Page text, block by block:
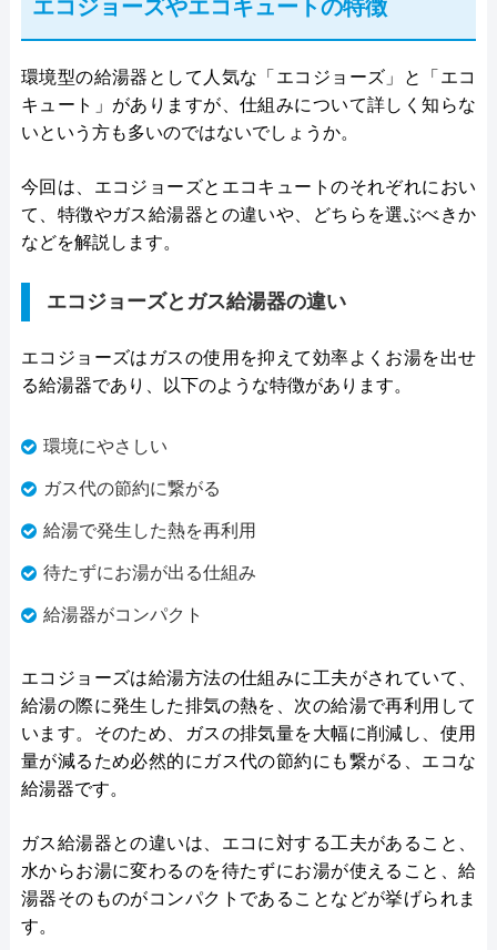
エコジョーズやエコキュートの特徴
環境型の給湯器として人気な「エコジョーズ」と「エコ
キュート」がありますが、仕組みについて詳しく知らな
いという方も多いのではないでしょうか。
今回は、エコジョーズとエコキュートのそれぞれにおい
て、特徴やガス給湯器との違いや、どちらを選ぶべきか
などを解説します。
エコジョーズとガス給湯器の違い
エコジョーズはガスの使用を抑えて効率よくお湯を出せ
る給湯器であり、以下のような特徴があります。
環境にやさしい
ガス代の節約に繋がる
給湯で発生した熱を再利用
待たずにお湯が出る仕組み
給湯器がコンパクト
エコジョーズは給湯方法の仕組みに工夫がされていて、
給湯の際に発生した排気の熱を、次の給湯で再利用して
います。そのため、ガスの排気量を大幅に削減し、使用
量が減るため必然的にガス代の節約にも繋がる、エコな
給湯器です。
ガス給湯器との違いは、エコに対する工夫があること、
水からお湯に変わるのを待たずにお湯が使えること、給
湯器そのものがコンパクトであることなどが挙げられま
す。